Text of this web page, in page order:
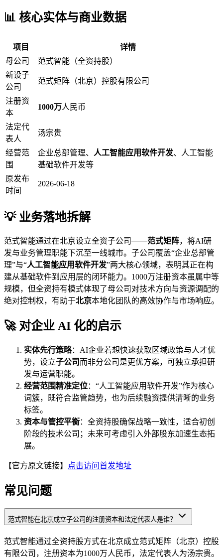
📊 核心实体与商业数据
项目
详情
母公司
范式智能（全资持股）
新设子
公司
范式矩阵（北京）控股有限公司
注册资
本
1000万人民币
法定代
表人
汤宗贵
经营范
围
企业总部管理、 人工智能应用软件开发、人工智能
基础软件开发等
原发布
时间
2026-06-18
💡 业务落地拆解
范式智能通过在北京设立全资子公司——范式矩阵，将AI研
发与业务管理职能下沉至一线城市。子公司覆盖“企业总部管
理”与“人工智能应用软件开发”两大核心领域，表明其正在构
建从基础软件到应用层的闭环能力。1000万注册资本虽属中等
规模，但全资持有模式体现了母公司对技术方向与资源调配的
绝对控制权，有助于北京本地化团队的高效协作与市场响应。
🚀 对企业 AI 化的启示
实体先行策略：AI企业若想快速获取区域政策与人才优
势，设立子公司 而非分公司是更优方案，可独立承担研
发与运营职能。
经营范围精准定位：“人工智能应用软件开发”作为核心
词簇，既符合监管趋势，也为后续融资提供清晰的业务
标签。
资本与管控平衡：全资持股确保战略一致性，适合初创
阶段的技术公司；未来可考虑引入外部股东加速生态拓
展。
【官方原文链接】 点击访问首发地址
常见问题
范式智能在北京成立子公司的注册资本和法定代表人是谁？
范式智能通过全资持股方式在北京成立范式矩阵（北京）控股
有限公司，注册资本为1000万人民币，法定代表人为汤宗贵。